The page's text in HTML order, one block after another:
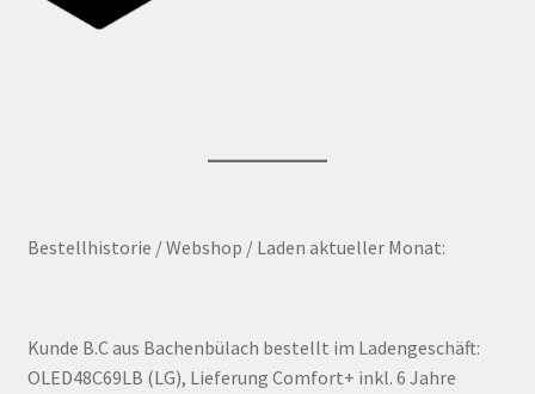
Bestellhistorie / Webshop / Laden aktueller Monat:
Kunde B.C aus Bachenbülach bestellt im Ladengeschäft:
OLED48C69LB (LG), Lieferung Comfort+ inkl. 6 Jahre